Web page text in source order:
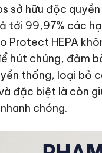
sở hữu độc
tới 99,97% các
Protect HEPA
hút chúng, đảm
thống, loại
đặc biệt là còn
chóng.